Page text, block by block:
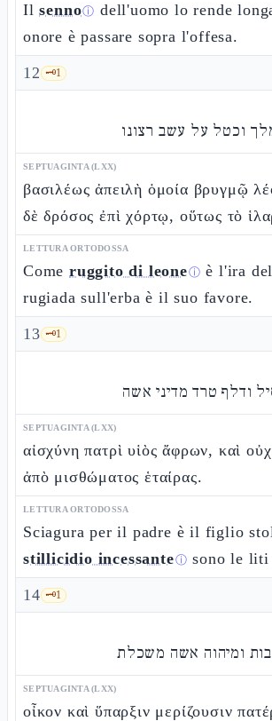
Ilsennoⓘ dell'uomo lo rende
onore è passare sopra l'offesa.
12 🗝️1
וכטל על עשב רצונו
SEPTUAGINTA (LXX)
βασιλέως ἀπειλὴ ὁμοία βρυγμῷ
δὲ δρόσος ἐπὶ χόρτῳ, οὕτως τὸ
LETTURA ORTODOSSA
Come ruggito di leoneⓘ è l'ira
rugiada sull'erba è il suo favore.
13 🗝️1
ודלף טרד מדיני אשה
SEPTUAGINTA (LXX)
αἰσχύνη πατρὶ υἱὸς ἄφρων, καὶ
ἀπὸ μισθώματος ἑταίρας.
LETTURA ORTODOSSA
Sciagura per il padre è il figlio
stillicidio incessanteⓘ sono le liti
14 🗝️1
ומיהוה אשה משכלת
SEPTUAGINTA (LXX)
οἶκον καὶ ὕπαρξιν μερίζουσιν